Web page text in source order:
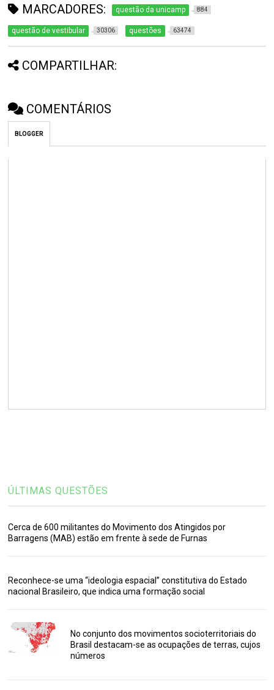
MARCADORES: questão da unicamp 884
questão de vestibular 30306 questões 63474
COMPARTILHAR:
COMENTÁRIOS
BLOGGER
ÚLTIMAS QUESTÕES
Cerca de 600 militantes do Movimento dos Atingidos por
Barragens (MAB) estão em frente à sede de Furnas
Reconhece-se uma “ideologia espacial” constitutiva do Estado
nacional Brasileiro, que indica uma formação social
No conjunto dos movimentos socioterritoriais do
Brasil destacam-se as ocupações de terras, cujos
números